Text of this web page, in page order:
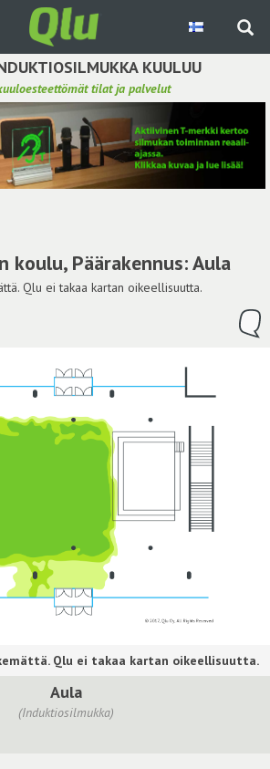
KUULUU
tilat ja palvelut
kuulemiskokemukseen
koulu, Päärakennus: Aula
Qlu ei takaa kartan oikeellisuutta.
Aula
(Induktiosilmukka)